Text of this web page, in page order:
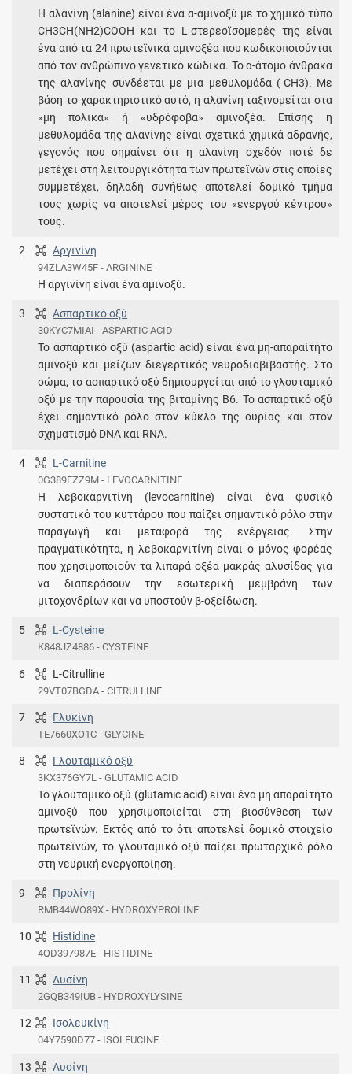
Η αλανίνη (alanine) είναι ένα α-αμινοξύ με το χημικό τύπο
CH3CH(NH2)COOH και το L-στερεοϊσομερές της είναι
ένα από τα 24 πρωτεϊνικά αμινοξέα που κωδικοποιούνται
από τον ανθρώπινο γενετικό κώδικα. Το α-άτομο άνθρακα
της αλανίνης συνδέεται με μια μεθυλομάδα (-CH3). Με
βάση το χαρακτηριστικό αυτό, η αλανίνη ταξινομείται στα
«μη πολικά» ή «υδρόφοβα» αμινοξέα. Επίσης η
μεθυλομάδα της αλανίνης είναι σχετικά χημικά αδρανής,
γεγονός που σημαίνει ότι η αλανίνη σχεδόν ποτέ δε
μετέχει στη λειτουργικότητα των πρωτεϊνών στις οποίες
συμμετέχει, δηλαδή συνήθως αποτελεί δομικό τμήμα
τους χωρίς να αποτελεί μέρος του «ενεργού κέντρου»
τους.
2 Αργινίνη
94ZLA3W45F - ARGININE
Η αργινίνη είναι ένα αμινοξύ.
3 Ασπαρτικό οξύ
30KYC7MIAI - ASPARTIC ACID
Το ασπαρτικό οξύ (aspartic acid) είναι ένα μη-απαραίτητο
αμινοξύ και μείζων διεγερτικός νευροδιαβιβαστής. Στο
σώμα, το ασπαρτικό οξύ δημιουργείται από το γλουταμικό
οξύ με την παρουσία της βιταμίνης Β6. Το ασπαρτικό οξύ
έχει σημαντικό ρόλο στον κύκλο της ουρίας και στον
σχηματισμό DNA και RNA.
4 L-Carnitine
0G389FZZ9M - LEVOCARNITINE
Η λεβοκαρνιτίνη (levocarnitine) είναι ένα φυσικό
συστατικό του κυττάρου που παίζει σημαντικό ρόλο στην
παραγωγή και μεταφορά της ενέργειας. Στην
πραγματικότητα, η λεβοκαρνιτίνη είναι ο μόνος φορέας
που χρησιμοποιούν τα λιπαρά οξέα μακράς αλυσίδας για
να διαπεράσουν την εσωτερική μεμβράνη των
μιτοχονδρίων και να υποστούν β-οξείδωση.
5 L-Cysteine
K848JZ4886 - CYSTEINE
6 L-Citrulline
29VT07BGDA - CITRULLINE
7 Γλυκίνη
TE7660XO1C - GLYCINE
8 Γλουταμικό οξύ
3KX376GY7L - GLUTAMIC ACID
Το γλουταμικό οξύ (glutamic acid) είναι ένα μη απαραίτητο
αμινοξύ που χρησιμοποιείται στη βιοσύνθεση των
πρωτεϊνών. Εκτός από το ότι αποτελεί δομικό στοιχείο
πρωτεϊνών, το γλουταμικό οξύ παίζει πρωταρχικό ρόλο
στη νευρική ενεργοποίηση.
9 Προλίνη
RMB44WO89X - HYDROXYPROLINE
10 Histidine
4QD397987E - HISTIDINE
11 Λυσίνη
2GQB349IUB - HYDROXYLYSINE
12 Ισολευκίνη
04Y7590D77 - ISOLEUCINE
13 Λυσίνη